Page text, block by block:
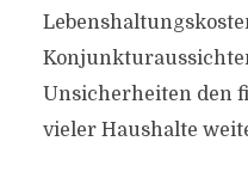
Unsicherheiten den
vieler Haushalte